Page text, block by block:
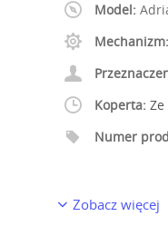
Model:
Mechanizm:
Koperta:
Numer
Zobacz więcej